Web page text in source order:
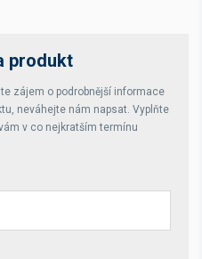
produkt
zájem o podrobnější informace
neváhejte nám napsat. Vyplňte
v co nejkratším termínu